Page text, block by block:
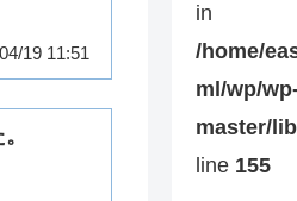
19 11:51
in
/home/
ml/wp/
master/
line 155